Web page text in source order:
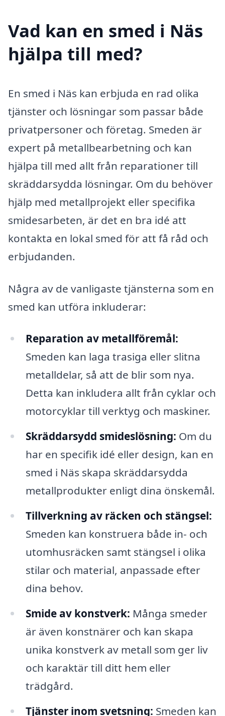
Vad kan en smed i Näs
hjälpa till med?
En smed i Näs kan erbjuda en rad olika
tjänster och lösningar som passar både
privatpersoner och företag. Smeden är
expert på metallbearbetning och kan
hjälpa till med allt från reparationer till
skräddarsydda lösningar. Om du behöver
hjälp med metallprojekt eller specifika
smidesarbeten, är det en bra idé att
kontakta en lokal smed för att få råd och
erbjudanden.
Några av de vanligaste tjänsterna som en
smed kan utföra inkluderar:
Reparation av metallföremål:
Smeden kan laga trasiga eller slitna
metalldelar, så att de blir som nya.
Detta kan inkludera allt från cyklar och
motorcyklar till verktyg och maskiner.
Skräddarsydd smideslösning: Om du
har en specifik idé eller design, kan en
smed i Näs skapa skräddarsydda
metallprodukter enligt dina önskemål.
Tillverkning av räcken och stängsel:
Smeden kan konstruera både in- och
utomhusräcken samt stängsel i olika
stilar och material, anpassade efter
dina behov.
Smide av konstverk: Många smeder
är även konstnärer och kan skapa
unika konstverk av metall som ger liv
och karaktär till ditt hem eller
trädgård.
Tjänster inom svetsning: Smeden kan